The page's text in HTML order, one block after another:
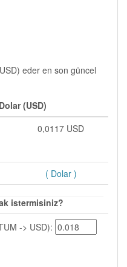
eder en son güncel
(USD)
0,0117 USD
( Dolar )
istermisiniz?
-> USD):